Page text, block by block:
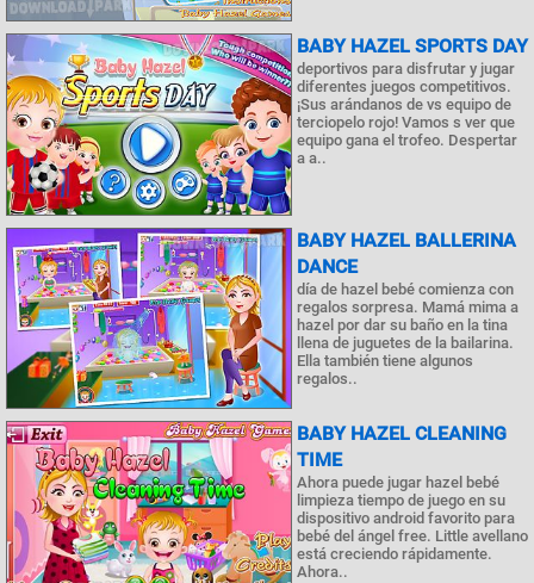
BABY HAZEL SPORTS DAY
deportivos para disfrutar y jugar
diferentes juegos competitivos.
¡Sus arándanos de vs equipo de
terciopelo rojo! Vamos s ver que
equipo gana el trofeo. Despertar
a a..
BABY HAZEL BALLERINA
DANCE
día de hazel bebé comienza con
regalos sorpresa. Mamá mima a
hazel por dar su baño en la tina
llena de juguetes de la bailarina.
Ella también tiene algunos
regalos..
BABY HAZEL CLEANING
TIME
Ahora puede jugar hazel bebé
limpieza tiempo de juego en su
dispositivo android favorito para
bebé del ángel free. Little avellano
está creciendo rápidamente.
Ahora..